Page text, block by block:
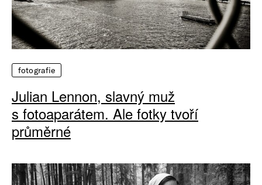
fotografie
Julian Lennon, slavný muž
s fotoaparátem. Ale fotky tvoří
průměrné